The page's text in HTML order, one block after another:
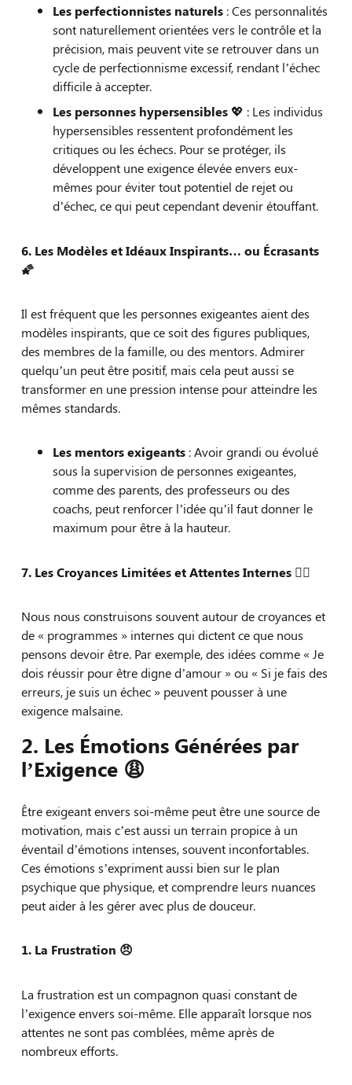
Les perfectionnistes naturels : Ces personnalités
sont naturellement orientées vers le contrôle et la
précision, mais peuvent vite se retrouver dans un
cycle de perfectionnisme excessif, rendant l’échec
difficile à accepter.
Les personnes hypersensibles 💖 : Les individus
hypersensibles ressentent profondément les
critiques ou les échecs. Pour se protéger, ils
développent une exigence élevée envers eux-
mêmes pour éviter tout potentiel de rejet ou
d’échec, ce qui peut cependant devenir étouffant.
6. Les Modèles et Idéaux Inspirants… ou Écrasants
🌠
Il est fréquent que les personnes exigeantes aient des
modèles inspirants, que ce soit des figures publiques,
des membres de la famille, ou des mentors. Admirer
quelqu’un peut être positif, mais cela peut aussi se
transformer en une pression intense pour atteindre les
mêmes standards.
Les mentors exigeants : Avoir grandi ou évolué
sous la supervision de personnes exigeantes,
comme des parents, des professeurs ou des
coachs, peut renforcer l’idée qu’il faut donner le
maximum pour être à la hauteur.
7. Les Croyances Limitées et Attentes Internes 🤹‍♀️
Nous nous construisons souvent autour de croyances et
de « programmes » internes qui dictent ce que nous
pensons devoir être. Par exemple, des idées comme « Je
dois réussir pour être digne d’amour » ou « Si je fais des
erreurs, je suis un échec » peuvent pousser à une
exigence malsaine.
2. Les Émotions Générées par
l’Exigence 😩
Être exigeant envers soi-même peut être une source de
motivation, mais c’est aussi un terrain propice à un
éventail d’émotions intenses, souvent inconfortables.
Ces émotions s’expriment aussi bien sur le plan
psychique que physique, et comprendre leurs nuances
peut aider à les gérer avec plus de douceur.
1. La Frustration 😠
La frustration est un compagnon quasi constant de
l’exigence envers soi-même. Elle apparaît lorsque nos
attentes ne sont pas comblées, même après de
nombreux efforts.